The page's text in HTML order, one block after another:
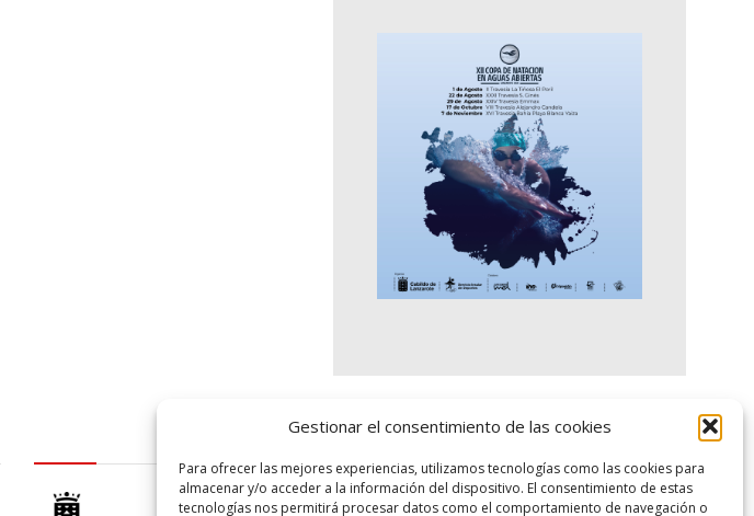
Gestionar el consentimiento de las cookies
Para ofrecer las mejores experiencias, utilizamos tecnologías como las cookies para
almacenar y/o acceder a la información del dispositivo. El consentimiento de estas
tecnologías nos permitirá procesar datos como el comportamiento de navegación o
logo SID